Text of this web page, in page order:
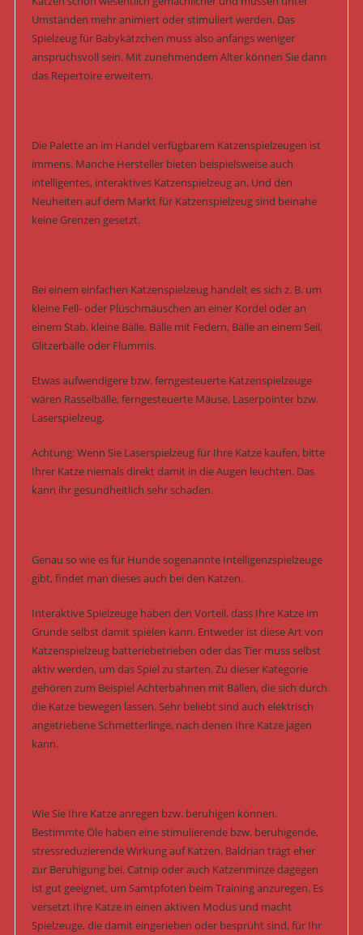
Umständen mehr animiert oder stimuliert werden. Das
Spielzeug für Babykätzchen muss also anfangs weniger
anspruchsvoll sein. Mit zunehmendem Alter können Sie dann
das Repertoire erweitern.
Die Palette an im Handel verfügbarem Katzenspielzeugen ist
immens. Manche Hersteller bieten beispielsweise auch
intelligentes, interaktives Katzenspielzeug an. Und den
Neuheiten auf dem Markt für Katzenspielzeug sind beinahe
keine Grenzen gesetzt.
Bei einem einfachen Katzenspielzeug handelt es sich z. B. um
kleine Fell- oder Plüschmäuschen an einer Kordel oder an
einem Stab, kleine Bälle, Bälle mit Federn, Bälle an einem Seil,
Glitzerbälle oder Flummis.
Etwas aufwendigere bzw. ferngesteuerte Katzenspielzeuge
wären Rasselbälle, ferngesteuerte Mäuse, Laserpointer bzw.
Laserspielzeug.
Achtung: Wenn Sie Laserspielzeug für Ihre Katze kaufen, bitte
Ihrer Katze niemals direkt damit in die Augen leuchten. Das
kann ihr gesundheitlich sehr schaden.
Genau so wie es für Hunde sogenannte Intelligenzspielzeuge
gibt, findet man dieses auch bei den Katzen.
Interaktive Spielzeuge haben den Vorteil, dass Ihre Katze im
Grunde selbst damit spielen kann. Entweder ist diese Art von
Katzenspielzeug batteriebetrieben oder das Tier muss selbst
aktiv werden, um das Spiel zu starten. Zu dieser Kategorie
gehören zum Beispiel Achterbahnen mit Bällen, die sich durch
die Katze bewegen lassen. Sehr beliebt sind auch elektrisch
angetriebene Schmetterlinge, nach denen Ihre Katze jagen
kann.
Wie Sie Ihre Katze anregen bzw. beruhigen können.
Bestimmte Öle haben eine stimulierende bzw. beruhigende,
stressreduzierende Wirkung auf Katzen. Baldrian trägt eher
zur Beruhigung bei. Catnip oder auch Katzenminze dagegen
ist gut geeignet, um Samtpfoten beim Training anzuregen. Es
versetzt Ihre Katze in einen aktiven Modus und macht
Spielzeuge, die damit eingerieben oder besprüht sind, für Ihr